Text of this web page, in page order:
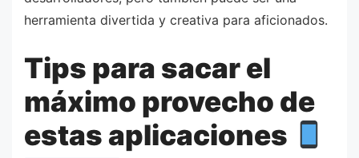
herramienta divertida y creativa para aficionados.
Tips para sacar el
máximo provecho de
estas aplicaciones